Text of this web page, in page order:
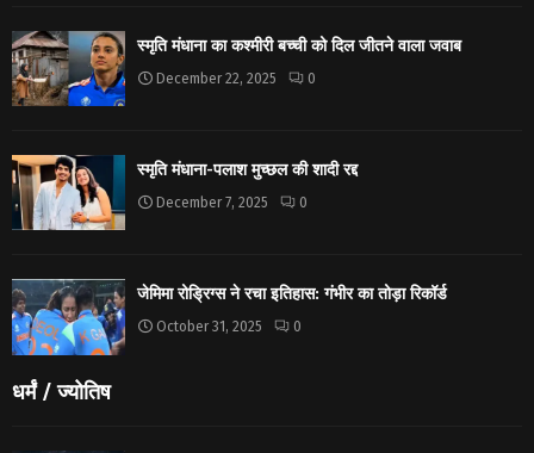
स्मृति मंधाना का कश्मीरी बच्ची को दिल जीतने वाला जवाब
December 22, 2025 0
स्मृति मंधाना-पलाश मुच्छल की शादी रद्द
December 7, 2025 0
जेमिमा रोड्रिग्स ने रचा इतिहास: गंभीर का तोड़ा रिकॉर्ड
October 31, 2025 0
धर्मं / ज्योतिष